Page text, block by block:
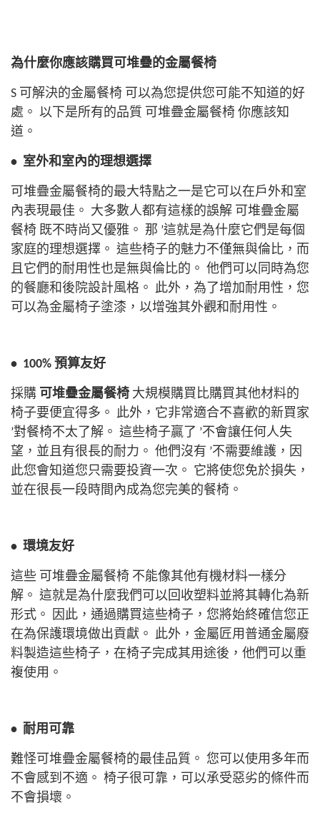
為什麼你應該購買可堆疊的金屬餐椅
S 可解決的金屬餐椅 可以為您提供您可能不知道的好
處。 以下是所有的品質 可堆疊金屬餐椅 你應該知
道。
• 室外和室內的理想選擇
可堆疊金屬餐椅的最大特點之一是它可以在戶外和室
內表現最佳。 大多數人都有這樣的誤解 可堆疊金屬
餐椅 既不時尚又優雅。 那 ’這就是為什麼它們是每個
家庭的理想選擇。 這些椅子的魅力不僅無與倫比，而
且它們的耐用性也是無與倫比的。 他們可以同時為您
的餐廳和後院設計風格。 此外，為了增加耐用性，您
可以為金屬椅子塗漆，以增強其外觀和耐用性。
• 100% 預算友好
採購 可堆疊金屬餐椅 大規模購買比購買其他材料的
椅子要便宜得多。 此外，它非常適合不喜歡的新買家
’對餐椅不太了解。 這些椅子贏了 ’不會讓任何人失
望，並且有很長的耐力。 他們沒有 ’不需要維護，因
此您會知道您只需要投資一次。 它將使您免於損失，
並在很長一段時間內成為您完美的餐椅。
• 環境友好
這些 可堆疊金屬餐椅 不能像其他有機材料一樣分
解。 這就是為什麼我們可以回收塑料並將其轉化為新
形式。 因此，通過購買這些椅子，您將始終確信您正
在為保護環境做出貢獻。 此外，金屬匠用普通金屬廢
料製造這些椅子，在椅子完成其用途後，他們可以重
複使用。
• 耐用可靠
難怪可堆疊金屬餐椅的最佳品質。 您可以使用多年而
不會感到不適。 椅子很可靠，可以承受惡劣的條件而
不會損壞。